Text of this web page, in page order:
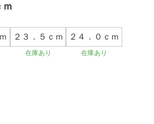
ｍ
２３．５ｃｍ
在庫あり
２４．０ｃｍ
在庫あり